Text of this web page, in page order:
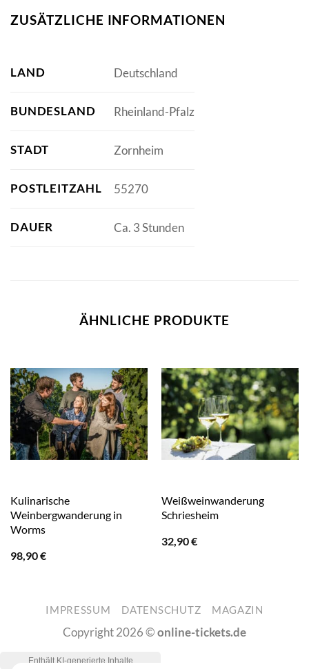
ZUSÄTZLICHE INFORMATIONEN
LAND Deutschland
BUNDESLAND Rheinland-Pfalz
STADT Zornheim
POSTLEITZAHL 55270
DAUER Ca. 3 Stunden
ÄHNLICHE PRODUKTE
Kulinarische
Weinbergwanderung in
Worms
98,90€
Weißweinwanderung
Schriesheim
32,90€
IMPRESSUM DATENSCHUTZ MAGAZIN
Copyright 2026 ©online-tickets.de